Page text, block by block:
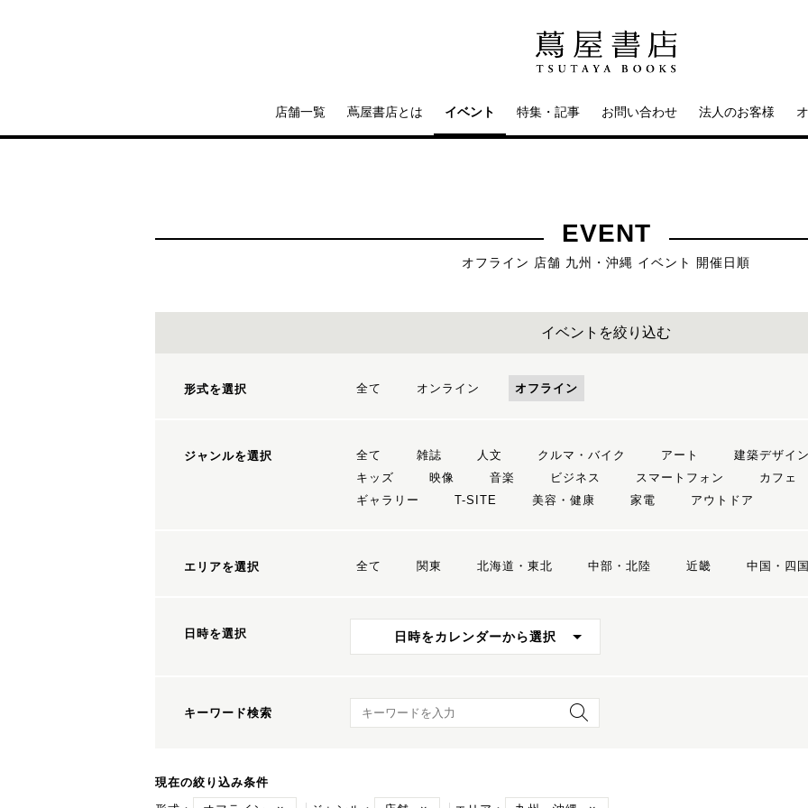
店舗一覧 蔦屋書店とは イベント 特集・記事 お問い合わせ 法人のお客様
EVENT
オフライン 店舗 九州・沖縄 イベント 開催日順
イベントを絞り込む
形式を選択 全て オンライン オフライン
ジャンルを選択 全て 雑誌 人文 クルマ・バイク アート 建築デザイン
キッズ
映像 音楽 ビジネス スマートフォン カフェ
ギャラリー
T-SITE 美容・健康 家電 アウトドア
エリアを選択 全て 関東 北海道・東北 中部・北陸 近畿 中国・四国
日時を選択 日時をカレンダーから選択
キーワード検索 キーワード検索
現在の絞り込み条件